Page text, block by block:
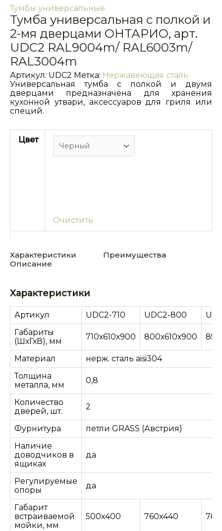
Тумбы универсальные
Тумба универсальная с полкой и
2-мя дверцами ОНТАРИО, арт.
UDC2 RAL9004m/ RAL6003m/
RAL3004m
Артикул: UDC2 Метка: Нержавеющая сталь
Универсальная тумба с полкой и двумя
дверцами предназначена для хранения
кухонной утвари, аксессуаров для гриля или
специй.
Цвет
Очистить
Характеристики
Преимущества
Описание
Характеристики
Артикул UDC2-710 UDC2-800
Габариты
(ШхГхВ), мм
710х610х900 800х610х900
Материал
нерж. сталь aisi304
Толщина
металла, мм
0,8
Количество
дверей, шт.
2
Фурнитура
петли GRASS (Австрия)
Наличие
доводчиков в
ящиках
да
Регулируемые
опоры
да
Габарит
встраиваемой
мойки, мм
500х400 760х440